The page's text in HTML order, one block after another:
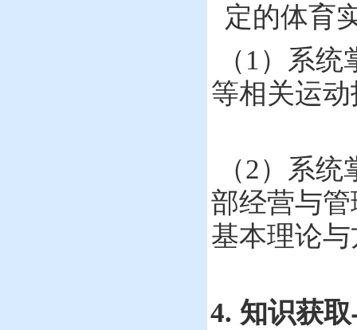
定的体育
（ 1） 系统
等相关运
（2） 系统
部经营与
基本理论
4. 知识获